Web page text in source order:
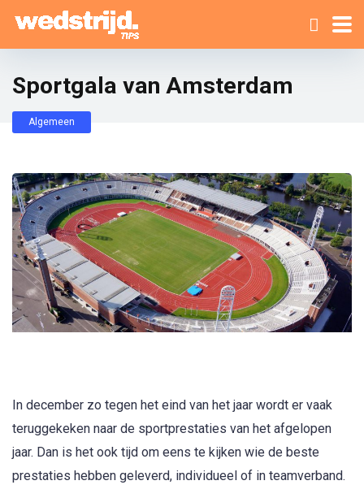
Sportgala van Amsterdam
Algemeen
In december zo tegen het eind van het jaar wordt er vaak
teruggekeken naar de sportprestaties van het afgelopen
jaar. Dan is het ook tijd om eens te kijken wie de beste
prestaties hebben geleverd, individueel of in teamverband.